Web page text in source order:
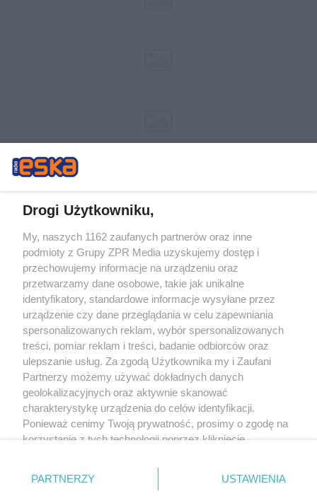
Żaden utwór zamieszczony w serwisie nie może być powielany i
rozpowszechniany lub dalej rozpowszechniany w jakikolwiek sposób (w
tym także elektroniczny lub mechaniczny) na jakimkolwiek polu
eksploatacji w jakiejkolwiek formie, włącznie z umieszczaniem w Internecie
bez pisemnej zgody właściciela praw. Jakiekolwiek użycie lub
wykorzystanie utworów w całości lub w części z naruszeniem prawa, tzn.
bez właściwej zgody, jest zabronione pod groźbą kary i może być ścigane
prawnie.
O nas
Drogi Użytkowniku,
My, naszych 1162 zaufanych partnerów oraz inne
podmioty z Grupy ZPR Media uzyskujemy dostęp i
przechowujemy informacje na urządzeniu oraz
przetwarzamy dane osobowe, takie jak unikalne
identyfikatory, standardowe informacje wysyłane przez
urządzenie czy dane przeglądania w celu zapewniania
spersonalizowanych reklam, wybór spersonalizowanych
treści, pomiar reklam i treści, badanie odbiorców oraz
ulepszanie usług. Za zgodą Użytkownika my i Zaufani
Partnerzy możemy używać dokładnych danych
geolokalizacyjnych oraz aktywnie skanować
charakterystykę urządzenia do celów identyfikacji.
Ponieważ cenimy Twoją prywatność, prosimy o zgodę na
korzystanie z tych technologii poprzez kliknięcie
zmienić/wycofać klikając przycisk ustawień prywatności
znajdujący się w lewym dolnym rogu strony
PARTNERZY USTAWIENIA